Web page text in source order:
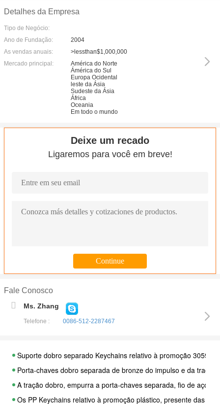
Detalhes da Empresa
Tipo de Negócio:
Ano de Fundação:
2004
As vendas anuais:
>lessthan$1,000,000
Mercado principal:
América do Norte
Ámérica do Sul
Europa Ocidental
leste da Ásia
Sudeste da Ásia
África
Oceania
Em todo o mundo
Deixe um recado
Ligaremos para você em breve!
Fale Conosco
Ms. Zhang
Telefone : 0086-512-2287467
Suporte dobro separado Keychains relativo à promoção 30595
Porta-chaves dobro separada de bronze do impulso e da
A tração dobro, empurra a porta-chaves separada, fio de aço
Os PP Keychains relativo à promoção plástico, presente das